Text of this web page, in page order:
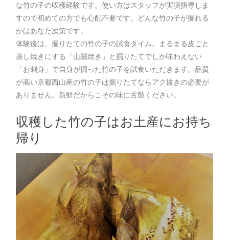
な竹の子の収穫経験です。使い方はスタッフが実演指導しま
すので初めての方でも心配不要です。どんな竹の子が掘れる
かはあなた次第です。
体験後は、掘りたての竹の子の試食タイム。まるまる皮ごと
蒸し焼きにする「山賊焼き」と掘りたてでしか味わえない
「お刺身」で自身が掘った竹の子を試食いただきます。品質
が高い京都西山産の竹の子は掘りたてならアク抜きの必要が
ありません。新鮮だからこその味に舌鼓ください。
収穫した竹の子はお土産にお持ち
帰り